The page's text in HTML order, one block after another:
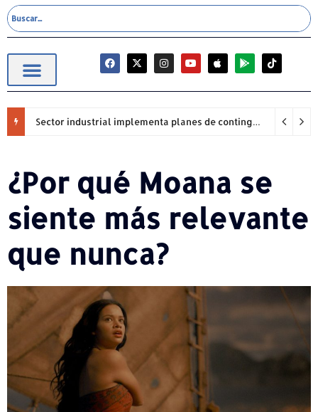
Sector industrial implementa planes de contingencia ante racionamiento de agua y hace un llamado a la eficiencia infraestructural
¿Por qué Moana se
siente más relevante
que nunca?